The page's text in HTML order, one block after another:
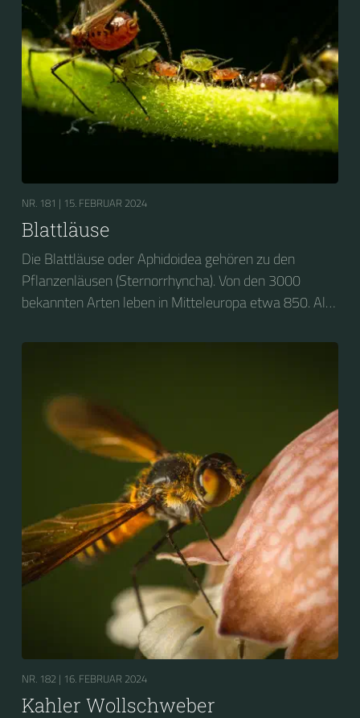
NR. 181 | 15. FEBRUAR 2024
Blattläuse
Die Blattläuse oder Aphidoidea gehören zu den
Pflanzenläusen (Sternorrhyncha). Von den 3000
bekannten Arten leben in Mitteleuropa etwa 850. Alle
von Arten gelten als Schädlinge von Nutz- oder
NR. 182 | 16. FEBRUAR 2024
Kahler Wollschweber